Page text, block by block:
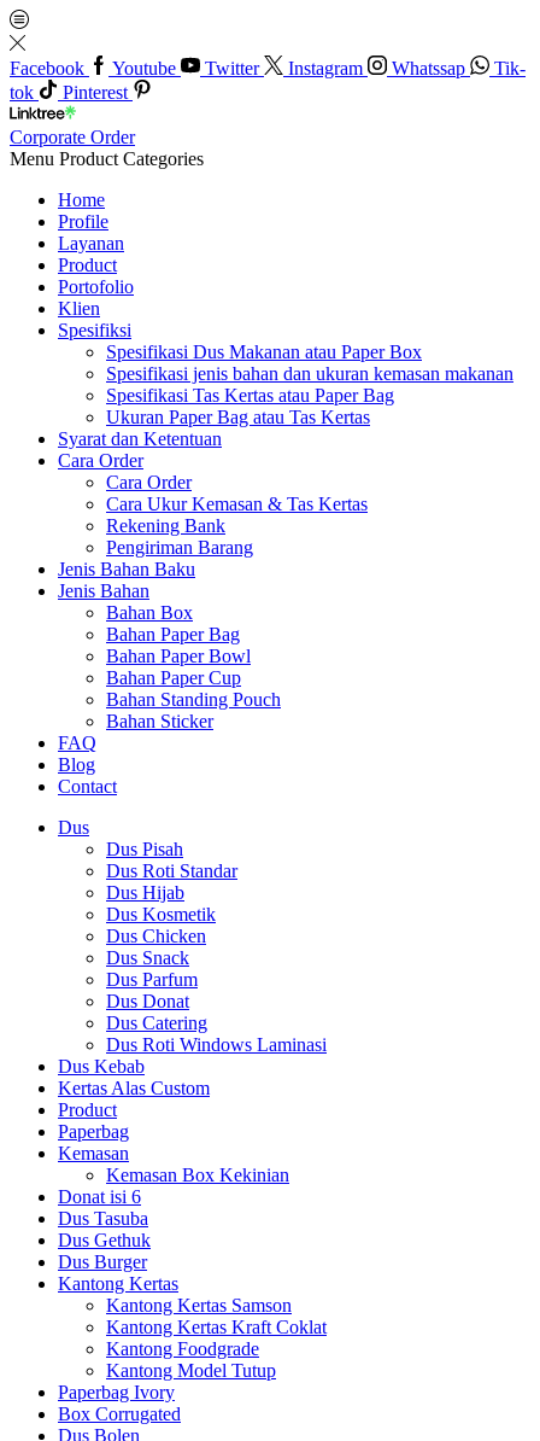
Facebook Youtube Twitter Instagram Whatssap
Tik-
tok
Pinterest
Corporate Order
Menu Product Categories
Home
Profile
Layanan
Product
Portofolio
Klien
Spesifiksi
Spesifikasi Dus Makanan atau Paper Box
Spesifikasi jenis bahan dan ukuran kemasan makanan
Spesifikasi Tas Kertas atau Paper Bag
Ukuran Paper Bag atau Tas Kertas
Syarat dan Ketentuan
Cara Order
Cara Order
Cara Ukur Kemasan & Tas Kertas
Rekening Bank
Pengiriman Barang
Jenis Bahan Baku
Jenis Bahan
Bahan Box
Bahan Paper Bag
Bahan Paper Bowl
Bahan Paper Cup
Bahan Standing Pouch
Bahan Sticker
FAQ
Blog
Contact
Dus
Dus Pisah
Dus Roti Standar
Dus Hijab
Dus Kosmetik
Dus Chicken
Dus Snack
Dus Parfum
Dus Donat
Dus Catering
Dus Roti Windows Laminasi
Dus Kebab
Kertas Alas Custom
Product
Paperbag
Kemasan
Kemasan Box Kekinian
Donat isi 6
Dus Tasuba
Dus Gethuk
Dus Burger
Kantong Kertas
Kantong Kertas Samson
Kantong Kertas Kraft Coklat
Kantong Foodgrade
Kantong Model Tutup
Paperbag Ivory
Box Corrugated
Dus Bolen